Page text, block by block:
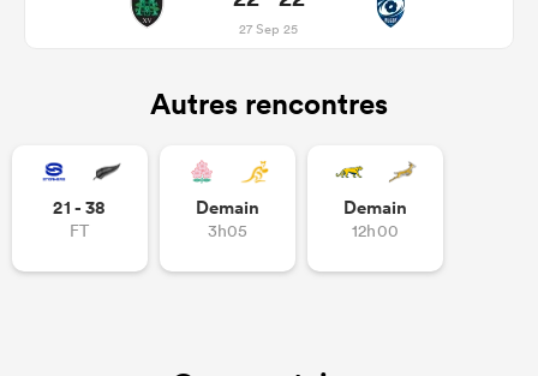
27 Sep 25
Autres rencontres
21 - 38
FT
Demain
3h05
Demain
12h00